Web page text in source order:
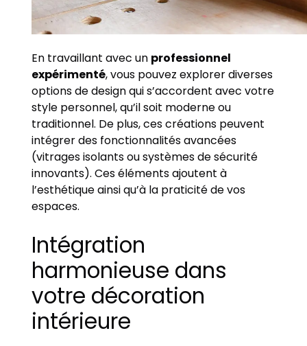
En travaillant avec un professionnel
expérimenté, vous pouvez explorer diverses
options de design qui s’accordent avec votre
style personnel, qu’il soit moderne ou
traditionnel. De plus, ces créations peuvent
intégrer des fonctionnalités avancées
(vitrages isolants ou systèmes de sécurité
innovants). Ces éléments ajoutent à
l’esthétique ainsi qu’à la praticité de vos
espaces.
Intégration
harmonieuse dans
votre décoration
intérieure